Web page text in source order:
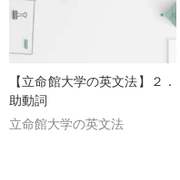
【立命館大学の英文法】２．
助動詞
立命館大学の英文法